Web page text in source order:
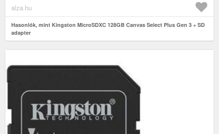
alza.hu
Hasonlók, mint Kingston MicroSDXC 128GB Canvas Select Plus Gen 3 + SD
adapter